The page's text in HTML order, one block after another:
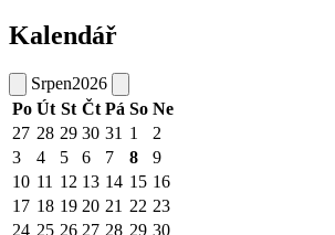
Kalendář
Srpen2026
Po Út St Čt Pá So Ne
27 28 29 30 31 1
2
3
4 5 6 7 8
9
10 11 12 13 14 15 16
17 18 19 20 21 22 23
24 25 26 27 28 29 30